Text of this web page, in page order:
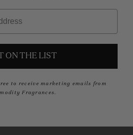
ON THE LIST
to receive marketing emails from
Fragrances.